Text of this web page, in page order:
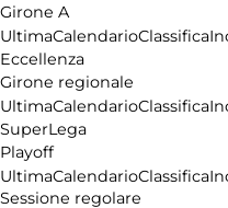
Girone A
UltimaCalendarioClassifica
Eccellenza
Girone regionale
UltimaCalendarioClassifica
SuperLega
Playoff
UltimaCalendarioClassifica
Sessione regolare